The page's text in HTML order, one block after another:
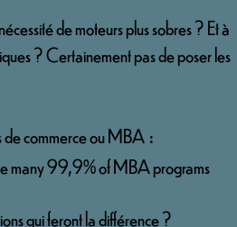
de moteurs plus sobres ? Et à
? Certainement pas de poser les
de commerce ou MBA  :
many 99,9% of MBA programs
qui feront la différence ?